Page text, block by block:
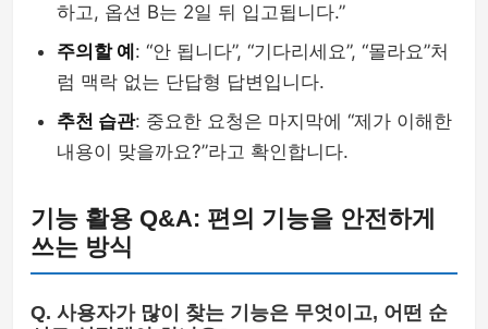
하고, 옵션 B는 2일 뒤 입고됩니다.”
주의할 예 : “안 됩니다”, “기다리세요”, “몰라요”처
럼 맥락 없는 단답형 답변입니다.
추천 습관: 중요한 요청은 마지막에 “제가 이해한
내용이 맞을까요?”라고 확인합니다.
기능 활용 Q&A: 편의 기능을 안전하게
쓰는 방식
Q. 사용자가 많이 찾는 기능은 무엇이고, 어떤 순